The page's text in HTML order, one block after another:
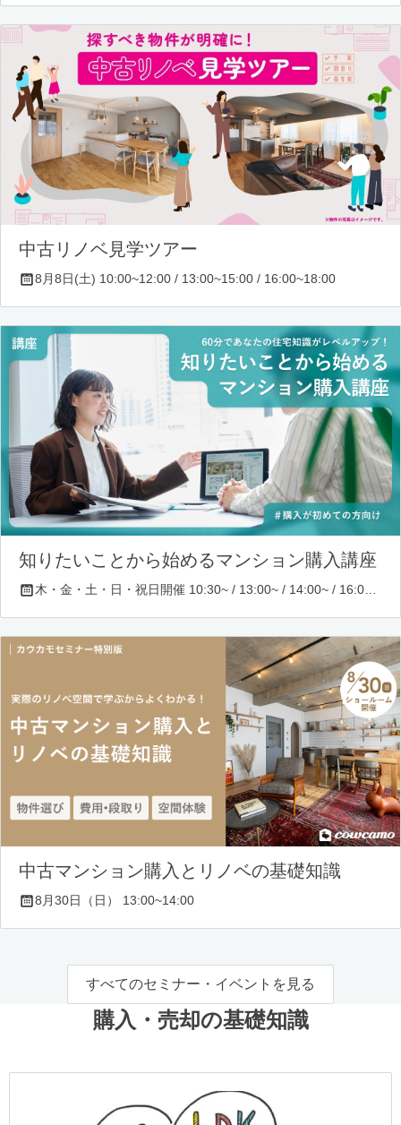
中古リノベ見学ツアー
8月8日(土) 10:00~12:00 / 13:00~15:00 / 16:00~18:00
知りたいことから始めるマンション購入講座
木・金・土・日・祝日開催 10:30~ / 13:00~ / 14:00~ / 16:00~ / 17:00~/ 18:30~/ 19:30~
中古マンション購入とリノベの基礎知識
8月30日（日） 13:00~14:00
すべてのセミナー・イベントを見る
購入・売却の基礎知識